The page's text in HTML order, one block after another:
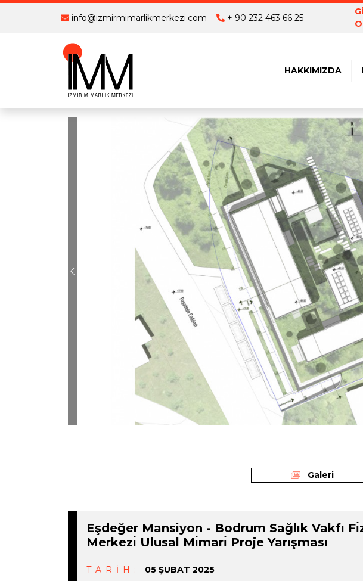
info@izmirmimarlikmerkezi.com + 90 232 463 66 25
HAKKIMIZDA
Previous
Galeri
Eşdeğer Mansiyon - Bodrum Sağlık Vakfı
Merkezı̇ Ulusal Mı̇marı̇ Proje Yarışması
TARİH:
05 ŞUBAT 2025